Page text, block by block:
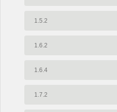
1.5.2
1.6.2
1.6.4
1.7.2